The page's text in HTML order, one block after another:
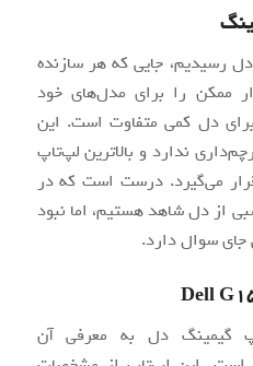
رسیدیم، جایی که هر سازنده
ممکن را برای مدل‌های خود
دل کمی متفاوت است. این
ندارد و بالاترین لپ‌تاپ
می‌گیرد. درست است که در
از دل شاهد هستیم، اما نبود
جای سوال دارد.
Dell
گیمینگ دل به معرفی آن